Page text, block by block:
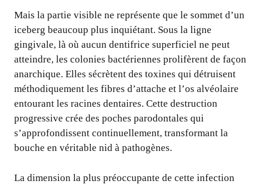
Mais la partie visible ne représente que le sommet d’un
iceberg beaucoup plus inquiétant. Sous la ligne
gingivale, là où aucun dentifrice superficiel ne peut
atteindre, les colonies bactériennes prolifèrent de façon
anarchique. Elles sécrètent des toxines qui détruisent
méthodiquement les fibres d’attache et l’os alvéolaire
entourant les racines dentaires. Cette destruction
progressive crée des poches parodontales qui
s’approfondissent continuellement, transformant la
bouche en véritable nid à pathogènes.
La dimension la plus préoccupante de cette infection